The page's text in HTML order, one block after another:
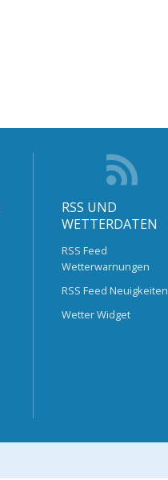
RSS UND
WETTERDATEN
RSS Feed
Wetterwarnungen
RSS Feed Neuigkeiten
Wetter Widget